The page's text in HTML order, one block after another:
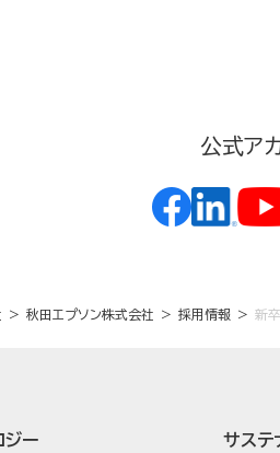
公式ア
秋田エプソン株式会社 採用情報 新
ジー サステ